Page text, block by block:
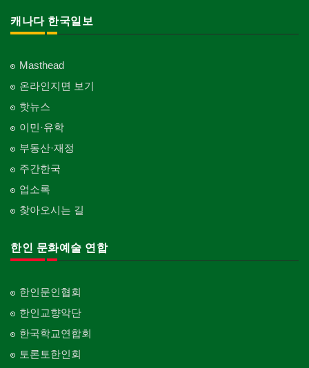
캐나다 한국일보
Masthead
온라인지면 보기
핫뉴스
이민·유학
부동산·재정
주간한국
업소록
찾아오시는 길
한인 문화예술 연합
한인문인협회
한인교향악단
한국학교연합회
토론토한인회